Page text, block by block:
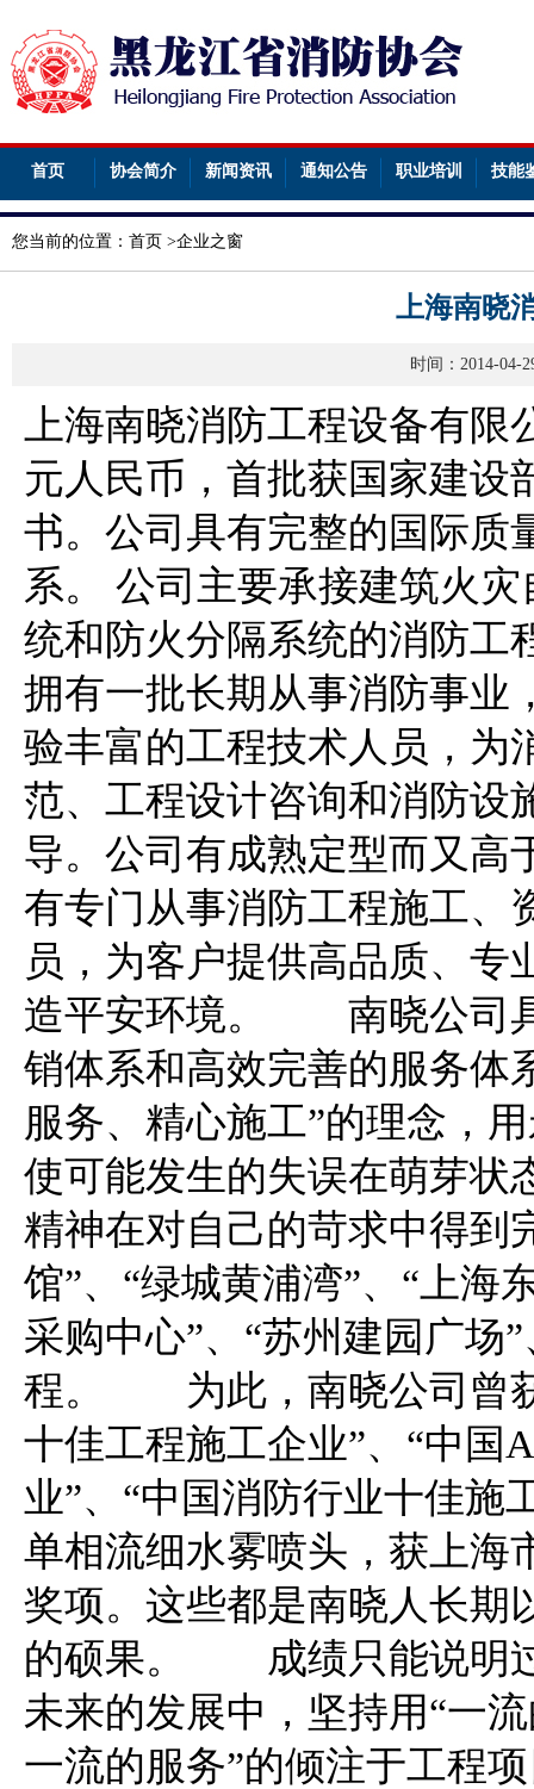
首页 协会简介 新闻资讯 通知公告 职业培训 技能
您当前的位置： 首页 >企业之窗
上海南晓
时间：2014-04-
上海南晓消防工程设备有限
元人民币，首批获国家建设
书。公司具有完整的国际质
系。 公司主要承接建筑火
统和防火分隔系统的消防工
拥有一批长期从事消防事业
验丰富的工程技术人员，为
范、工程设计咨询和消防设
导。公司有成熟定型而又高
有专门从事消防工程施工、
员，为客户提供高品质、专
造平安环境。 南晓公司具
销体系和高效完善的服务体
服务、精心施工”的理念，
使可能发生的失误在萌芽状
精神在对自己的苛求中得到
馆”、“绿城黄浦湾”、“上海
采购中心”、“苏州建园广场
程。 为此，南晓公司曾获
十佳工程施工企业”、“中国
业”、“中国消防行业十佳施
单相流细水雾喷头，获上海
奖项。这些都是南晓人长期
的硕果。 成绩只能说明过
未来的发展中，坚持用“一
一流的服务”的倾注于工程